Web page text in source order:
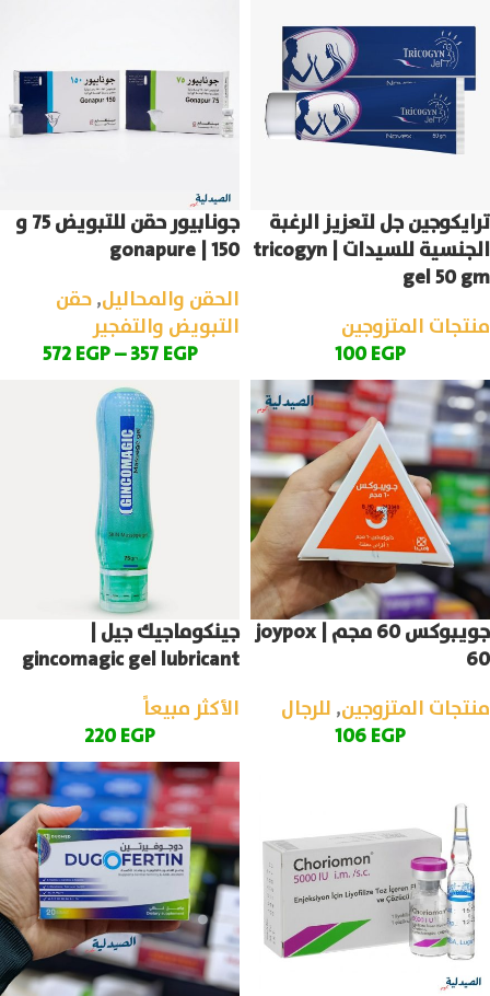
ترايكوجين جل لتعزيز الرغبة
الجنسية للسيدات | tricogyn
gel 50 gm
منتجات المتزوجين
100EGP
جونابيور حقن للتبويض 75 و
150 | gonapure
الحقن والمحاليل,حقن
التبويض والتفجير
357EGP
–
572EGP
جويبوكس 60 مجم | joypox
60
منتجات المتزوجين, للرجال
106EGP
جينكوماجيك جيل |
gincomagic gel lubricant
الأكثر مبيعاً
220EGP